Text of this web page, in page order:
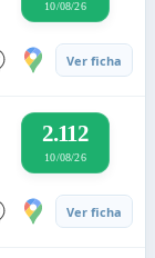
10/08/26
Ver ficha
2.112
10/08/26
Ver ficha